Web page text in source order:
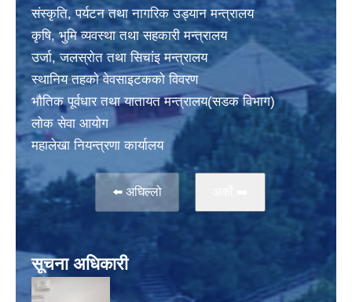
संस्कृति, पर्यटन तथा नागरिक उड्यान मन्त्रालय
कृषि, भुमि व्यवस्था तथा सहकारी मन्त्रालय
उर्जा, जलस्राेत तथा सिचांइ मन्त्रालय
स्थानिय तहकाे वेवसाइटककाे विवरण
भाैतिक पूर्वधार तथा यातायत मन्त्रालय(सडक विभाग)
लाेक सेवा आयोग
महालेखा नियन्त्रणा कार्यालय
⬅️ अघिल्लो
सूचना अधिकारी